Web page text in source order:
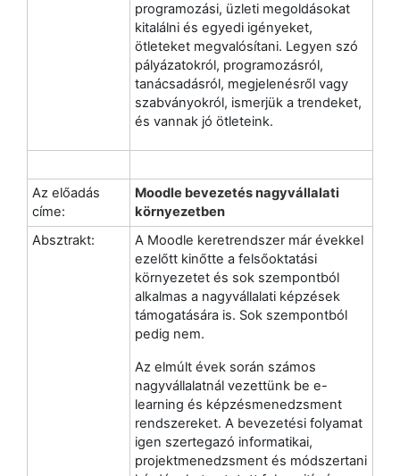
programozási, üzleti megoldásokat
kitalálni és egyedi igényeket,
ötleteket megvalósítani. Legyen szó
pályázatokról, programozásról,
tanácsadásról, megjelenésről vagy
szabványokról, ismerjük a trendeket,
és vannak jó ötleteink.
Az előadás
címe:
Moodle bevezetés nagyvállalati
környezetben
Absztrakt:
A Moodle keretrendszer már évekkel
ezelőtt kinőtte a felsőoktatási
környezetet és sok szempontból
alkalmas a nagyvállalati képzések
támogatására is. Sok szempontból
pedig nem.
Az elmúlt évek során számos
nagyvállalatnál vezettünk be e-
learning és képzésmenedzsment
rendszereket. A bevezetési folyamat
igen szertegazó informatikai,
projektmenedzsment és módszertani